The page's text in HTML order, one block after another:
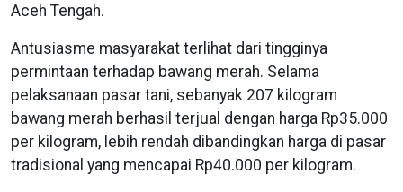
Aceh Tengah.
Antusiasme masyarakat terlihat dari tingginya
permintaan terhadap bawang merah. Selama
pelaksanaan pasar tani, sebanyak 207 kilogram
bawang merah berhasil terjual dengan harga Rp35.000
per kilogram, lebih rendah dibandingkan harga di pasar
tradisional yang mencapai Rp40.000 per kilogram.